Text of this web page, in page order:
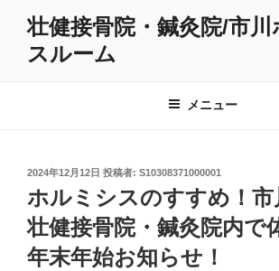
壮健接骨院・鍼灸院/市
スルーム
メニュー
投
日:
2024年12月12日 投稿者: S10308371000001
ホルミシスのすすめ！市
壮健接骨院・鍼灸院内で
年末年始お知らせ！